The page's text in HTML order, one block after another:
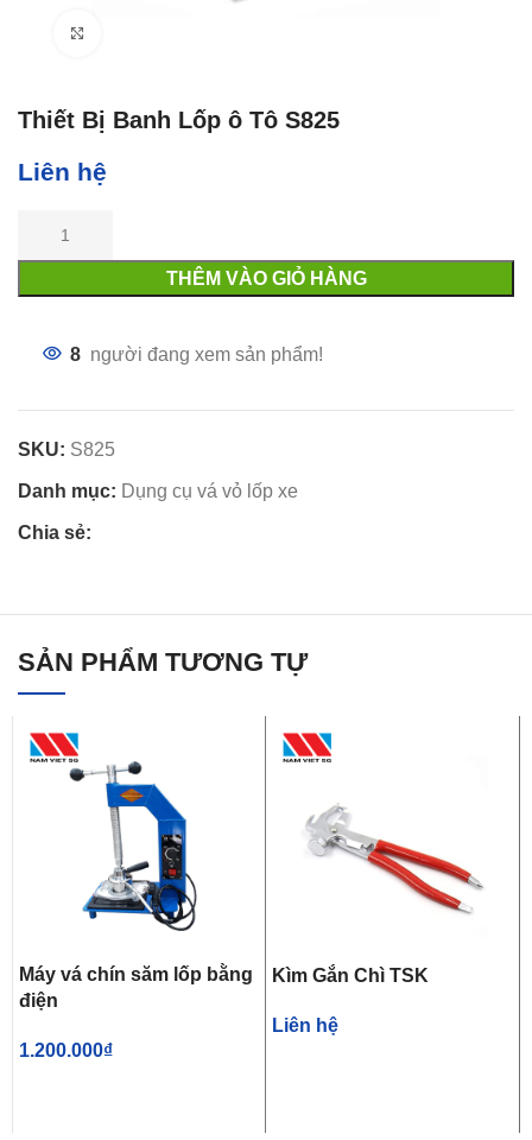
Thiết Bị Banh Lốp ô Tô S825
Liên hệ
THÊM VÀO GIỎ HÀNG
8 người đang xem sản phẩm!
SKU: S825
Danh mục: Dụng cụ vá vỏ lốp xe
Chia sẻ:
SẢN PHẨM TƯƠNG TỰ
Máy vá chín săm lốp bằng
điện
1.200.000₫
Kìm Gắn Chì TSK
Liên hệ